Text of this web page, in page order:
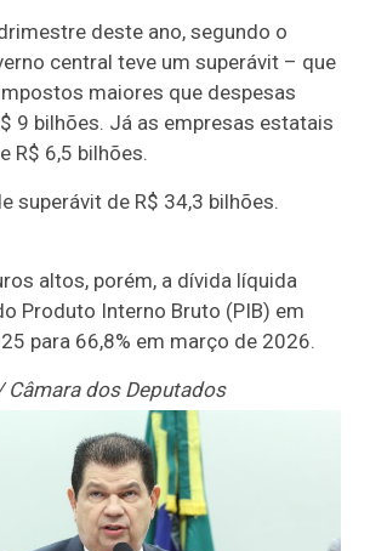
deste ano, segundo o
central teve um superávit – que
maiores que despesas
9 bilhões. Já as empresas estatais
R$ 6,5 bilhões.
superávit de R$ 34,3 bilhões.
altos, porém, a dívida líquida
Produto Interno Bruto (PIB) em
para 66,8% em março de 2026.
Câmara dos Deputados